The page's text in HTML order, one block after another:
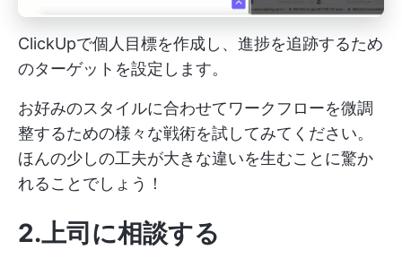
ClickUpで個人目標を作成し、進捗を追跡するため
のターゲットを設定します。
お好みのスタイルに合わせてワークフローを微調
整するための様々な戦術を試してみてください。
ほんの少しの工夫が大きな違いを生むことに驚か
れることでしょう！
2.上司に相談する